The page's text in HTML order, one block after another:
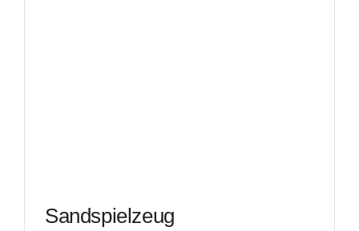
Sandspielzeug